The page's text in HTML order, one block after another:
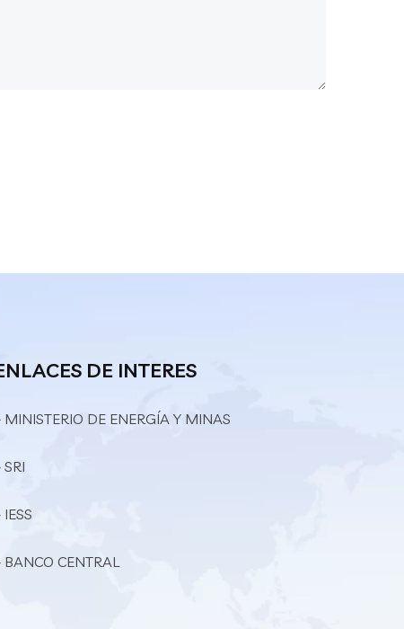
DE INTERES
MINISTERIO DE ENERGÍA Y MINAS
SRI
IESS
BANCO CENTRAL